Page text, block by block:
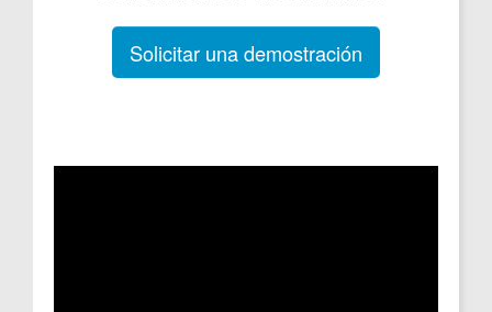
Solicitar una demostración